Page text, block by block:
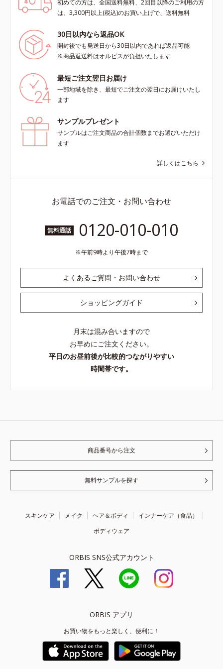
初めての方は、全国送料無料、2回目以降のご利用の方
は、3,300円以上(税込)のお買い上げで、送料無料
30日以内なら返品OK
開封後でも発送日から30日以内であれば返品可能
※商品返送料はオルビスが負担いたします
最短ご注文翌日お届け
一部地域を除き、最短でご注文の翌日にお届けいたし
ます
サンプルプレゼント
サンプルはご注文商品の合計個数までお選びいただけ
ます
詳しくはこちら
お電話でのご注文・お問い合わせ
無料通話 0120-010-010
午前9時より午後7時まで
よくあるご質問・お問い合わせ
ショッピングガイド
月末は混み合いますので
お早めにご注文ください。
平日のお昼前後が比較的つながりやすい
時間帯です。
商品番号から注文
無料サンプルを探す
スキンケア メイク ヘア＆ボディ
インナーケア（食品）
ボディウェア
ORBIS SNS公式アカウント
ORBIS アプリ
お買い物をもっと楽しく、便利に！